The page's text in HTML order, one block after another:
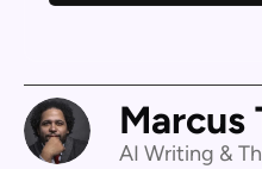
Marcus
AI Writing &